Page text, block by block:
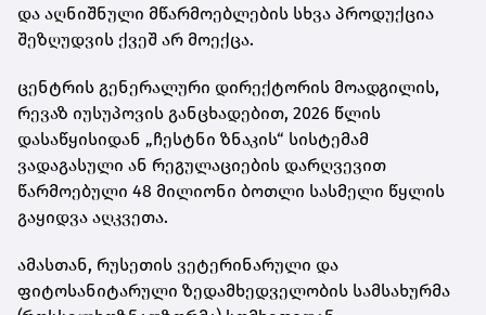
და აღნიშნული მწარმოებლების სხვა პროდუქცია
შეზღუდვის ქვეშ არ მოექცა.
ცენტრის გენერალური დირექტორის მოადგილის,
რევაზ იუსუპოვის განცხადებით, 2026 წლის
დასაწყისიდან „ჩესტნი ზნაკის“ სისტემამ
ვადაგასული ან რეგულაციების დარღვევით
წარმოებული 48 მილიონი ბოთლი სასმელი წყლის
გაყიდვა აღკვეთა.
ამასთან, რუსეთის ვეტერინარული და
ფიტოსანიტარული ზედამხედველობის სამსახურმა